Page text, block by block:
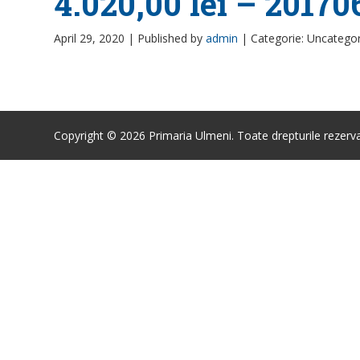
April 29, 2020 | Published by admin | Categorie:
Copyright © 2026 Primaria Ulmeni. Toate drepturile